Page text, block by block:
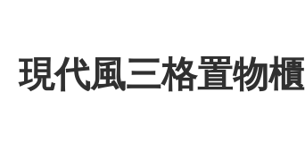
現代風三格置物櫃